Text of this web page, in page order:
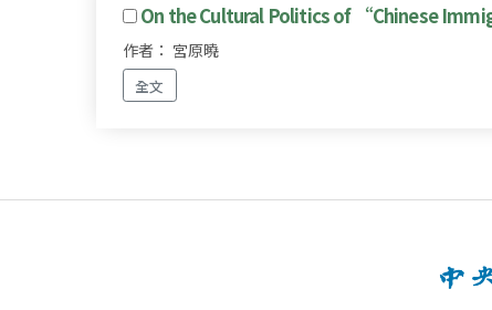
On the Cultural Politics of “Chinese
作者： 宮原曉
全文